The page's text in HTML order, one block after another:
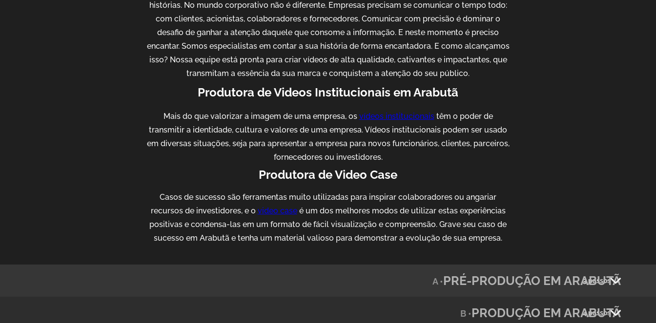
histórias. No mundo corporativo não é diferente. Empresas precisam se comunicar o tempo todo:
com clientes, acionistas, colaboradores e fornecedores. Comunicar com precisão é dominar o
desafio de ganhar a atenção daquele que consome a informação. E neste momento é preciso
encantar. Somos especialistas em contar a sua história de forma encantadora. E como alcançamos
isso? Nossa equipe está pronta para criar vídeos de alta qualidade, cativantes e impactantes, que
transmitam a essência da sua marca e conquistem a atenção do seu público.
Produtora de Videos Institucionais em Arabutã
Mais do que valorizar a imagem de uma empresa, os vídeos institucionaistêm o poder de
transmitir a identidade, cultura e valores de uma empresa. Vídeos institucionais podem ser usado
em diversas situações, seja para apresentar a empresa para novos funcionários, clientes, parceiros,
fornecedores ou investidores.
Produtora de Video Case
Casos de sucesso são ferramentas muito utilizadas para inspirar colaboradores ou angariar
recursos de investidores, e o video caseé um dos melhores modos de utilizar estas experiências
positivas e condensa-las em um formato de fácil visualização e compreensão. Grave seu caso de
sucesso em Arabutã e tenha um material valioso para demonstrar a evolução de sua empresa.
A •PRÉ-PRODUÇÃO EM ARABUTÃ
3 passos
B •PRODUÇÃO EM ARABUTÃ
4 passos